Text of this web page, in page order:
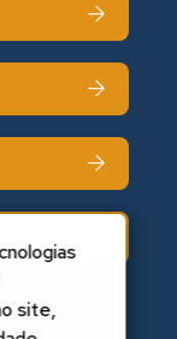
site,